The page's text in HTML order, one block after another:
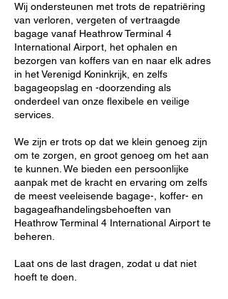
Wij ondersteunen met trots de repatriëring
van verloren, vergeten of vertraagde
bagage vanaf Heathrow Terminal 4
International Airport, het ophalen en
bezorgen van koffers van en naar elk adres
in het Verenigd Koninkrijk, en zelfs
bagageopslag en -doorzending als
onderdeel van onze flexibele en veilige
services.
We zijn er trots op dat we klein genoeg zijn
om te zorgen, en groot genoeg om het aan
te kunnen. We bieden een persoonlijke
aanpak met de kracht en ervaring om zelfs
de meest veeleisende bagage-, koffer- en
bagageafhandelingsbehoeften van
Heathrow Terminal 4 International Airport te
beheren.
Laat ons de last dragen, zodat u dat niet
hoeft te doen.